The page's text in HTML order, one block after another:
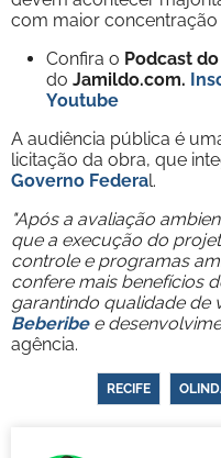
com maior concentração
Confira o Podcast
do Jamildo.com.
Youtube
A audiência pública é
licitação da obra, que
Governo Federal.
"Após a avaliação
que a execução do
controle e programas
confere mais benefícios
garantindo qualidade de
Beberibee
agência.
RECIFE